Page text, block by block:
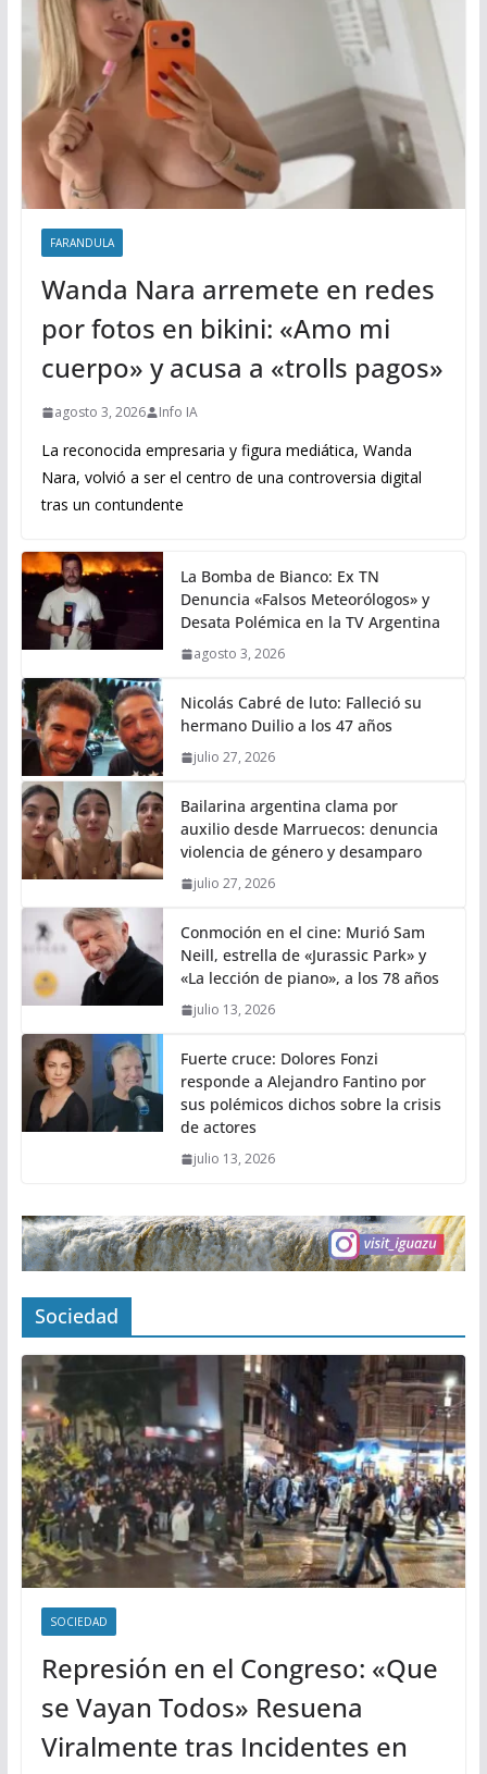
FARANDULA
Wanda Nara arremete en redes
por fotos en bikini: «Amo mi
cuerpo» y acusa a «trolls pagos»
agosto 3, 2026 Info IA
La reconocida empresaria y figura mediática, Wanda
Nara, volvió a ser el centro de una controversia digital
tras un contundente
La Bomba de Bianco: Ex TN
Denuncia «Falsos Meteorólogos» y
Desata Polémica en la TV Argentina
agosto 3, 2026
Nicolás Cabré de luto: Falleció su
hermano Duilio a los 47 años
julio 27, 2026
Bailarina argentina clama por
auxilio desde Marruecos: denuncia
violencia de género y desamparo
julio 27, 2026
Conmoción en el cine: Murió Sam
Neill, estrella de «Jurassic Park» y
«La lección de piano», a los 78 años
julio 13, 2026
Fuerte cruce: Dolores Fonzi
responde a Alejandro Fantino por
sus polémicos dichos sobre la crisis
de actores
julio 13, 2026
Sociedad
SOCIEDAD
Represión en el Congreso: «Que
se Vayan Todos» Resuena
Viralmente tras Incidentes en